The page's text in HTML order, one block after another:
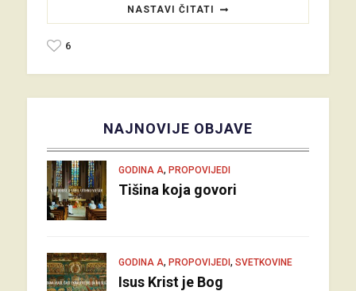
NASTAVI ČITATI
6
NAJNOVIJE OBJAVE
GODINA A, PROPOVIJEDI
Tišina koja govori
GODINA A, PROPOVIJEDI, SVETKOVINE
Isus Krist je Bog